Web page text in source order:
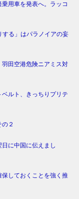
用車を発表へ。ラッコ
する」はパラノイアの妄
田空港危険ニアミス対
ルト、きっちりプリテ
２
に中国に伝えまし
しておくことを強く推